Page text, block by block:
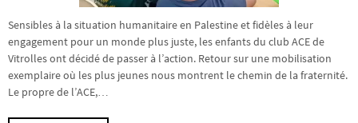
Sensibles à la situation humanitaire en Palestine et fidèles à leur
engagement pour un monde plus juste, les enfants du club ACE de
Vitrolles ont décidé de passer à l’action. Retour sur une mobilisation
exemplaire où les plus jeunes nous montrent le chemin de la fraternité.
Le propre de l’ACE,…